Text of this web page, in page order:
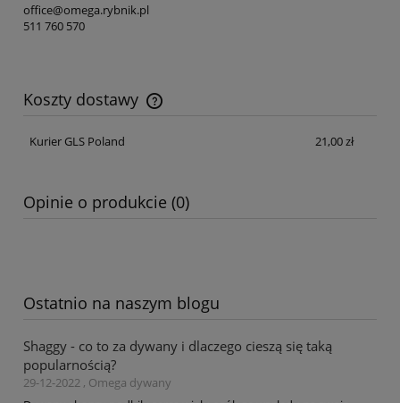
office@omega.rybnik.pl
511 760 570
Koszty dostawy
Cena nie zawiera ewentualnych kosztów płatności
Kurier GLS Poland
21,00 zł
Opinie o produkcie (0)
Ostatnio na naszym blogu
Shaggy - co to za dywany i dlaczego cieszą się taką
popularnością?
29-12-2022 , Omega dywany